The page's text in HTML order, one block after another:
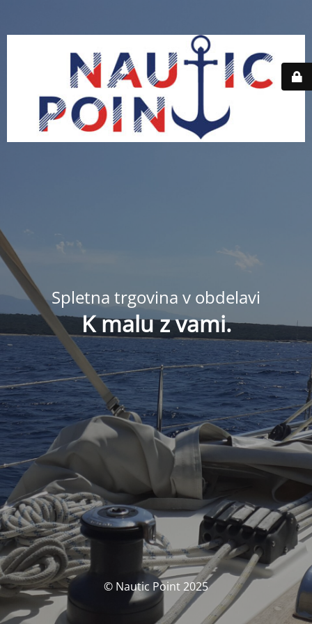
Spletna trgovina v obdelavi
K malu z vami.
© Nautic Point 2025